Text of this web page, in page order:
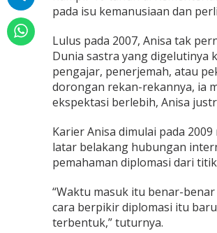
pada isu kemanusiaan dan
Lulus pada 2007, Anisa tak
Dunia sastra yang digelutinya
pengajar, penerjemah, atau
dorongan rekan-rekannya, ia
ekspektasi berlebih, Anisa
Karier Anisa dimulai pada
latar belakang hubungan
pemahaman diplomasi dari
“Waktu masuk itu benar-
cara berpikir diplomasi itu
terbentuk,” tuturnya.